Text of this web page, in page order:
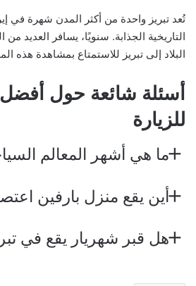
تُعد تبريز واحدة من أكثر المدن شهرة في
التاريخية الجذابة. سنويًا، يسافر العديد
البلاد إلى تبريز للاستمتاع بمشاهدة هذه
أسئلة شائعة حول أفضل
للزيارة
ما هي أشهر المعالم
أين يقع منزل بارفين
هل قبر شهريار يقع في